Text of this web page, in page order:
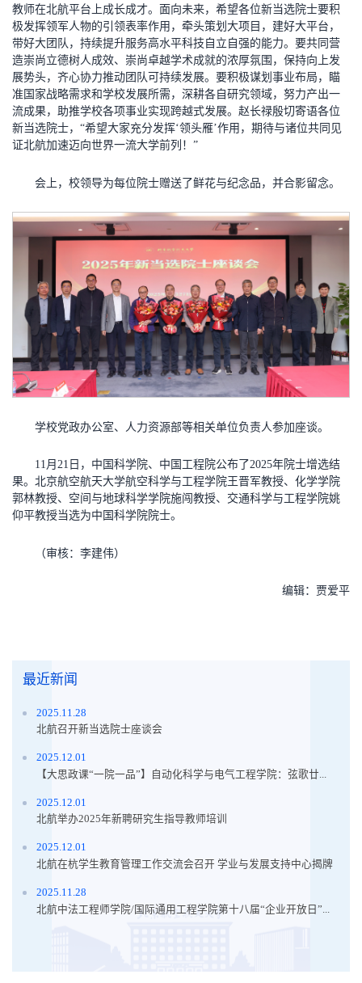
教师在北航平台上成长成才。面向未来，希望各位新当选院士要积
极发挥领军人物的引领表率作用，牵头策划大项目，建好大平台，
带好大团队，持续提升服务高水平科技自立自强的能力。要共同营
造崇尚立德树人成效、崇尚卓越学术成就的浓厚氛围，保持向上发
展势头，齐心协力推动团队可持续发展。要积极谋划事业布局，瞄
准国家战略需求和学校发展所需，深耕各自研究领域，努力产出一
流成果，助推学校各项事业实现跨越式发展。赵长禄殷切寄语各位
新当选院士，“希望大家充分发挥‘领头雁’作用，期待与诸位共同见
证北航加速迈向世界一流大学前列！”
会上，校领导为每位院士赠送了鲜花与纪念品，并合影留念。
学校党政办公室、人力资源部等相关单位负责人参加座谈。
11月21日，中国科学院、中国工程院公布了2025年院士增选结
果。北京航空航天大学航空科学与工程学院王晋军教授、化学学院
郭林教授、空间与地球科学学院施闯教授、交通科学与工程学院姚
仰平教授当选为中国科学院院士。
（审核：李建伟）
编辑：贾爱平
最近新闻
2025.11.28
北航召开新当选院士座谈会
2025.12.01
【大思政课“一院一品”】自动化科学与电气工程学院：弦歌廿...
2025.12.01
北航举办2025年新聘研究生指导教师培训
2025.12.01
北航在杭学生教育管理工作交流会召开 学业与发展支持中心揭牌
2025.11.28
北航中法工程师学院/国际通用工程学院第十八届“企业开放日”...